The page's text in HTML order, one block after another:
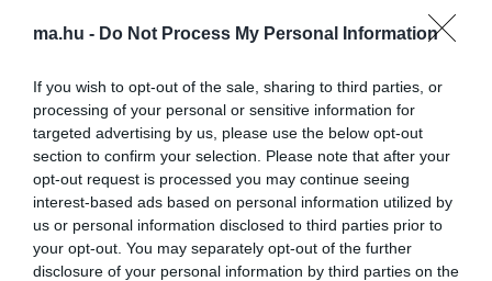
ma.hu - Do Not Process My Personal Information
If you wish to opt-out of the sale, sharing to third parties, or
processing of your personal or sensitive information for
targeted advertising by us, please use the below opt-out
section to confirm your selection. Please note that after your
opt-out request is processed you may continue seeing
interest-based ads based on personal information utilized by
us or personal information disclosed to third parties prior to
your opt-out. You may separately opt-out of the further
disclosure of your personal information by third parties on the
Vállalati vagyonokra csak ötmillió euró fölött vetnének ki adót a
A német kormány csütörtökön közzétett friss jelentése szerint,
amely a társadalmon belüli vagyoni helyzetet, a gazdagok és a
szegények arányát vizsgálja, az utóbbi években tovább mélyült a
szakadék tehetősek és nélkülözők között. A jövedelmek és a
vagyonok elosztása egyre egyenlőtlenebbé válik. A német
háztartások 10 százaléka rendelkezik a teljes nettó vagyon (10
billió euró) 53 százalékával. Ugyanakkor a háztartások kevésbé
tehetős 50 százalékának a nettó vagyon mindössze 1 százaléka
jut.